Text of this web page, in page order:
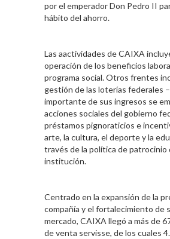
por el emperador Don Pedro II
hábito del ahorro.
Las aactividades de CAIXA
operación de los beneficios
programa social. Otros frentes
gestión de las loterías federales
importante de sus ingresos se
acciones sociales del gobierno
préstamos pignoraticios e
arte, la cultura, el deporte y la
través de la política de patrocinio
institución.
Centrado en la expansión de la
compañía y el fortalecimiento de
mercado, CAIXA llegó a más de
de venta servisse, de los cuales